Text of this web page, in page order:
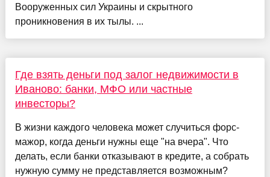
Вооруженных сил Украины и скрытного
проникновения в их тылы. ...
Где взять деньги под залог недвижимости в
Иваново: банки, МФО или частные
инвесторы?
В жизни каждого человека может случиться форс-
мажор, когда деньги нужны еще "на вчера". Что
делать, если банки отказывают в кредите, а собрать
нужную сумму не представляется возможным?